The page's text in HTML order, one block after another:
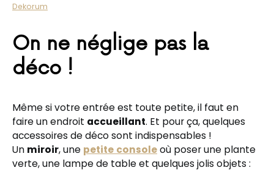
Dekorum
On ne néglige pas la
déco !
Même si votre entrée est toute petite, il faut en
faire un endroit accueillant. Et pour ça, quelques
accessoires de déco sont indispensables !
Un miroir, une petite consoleoù poser une plante
verte, une lampe de table et quelques jolis objets :